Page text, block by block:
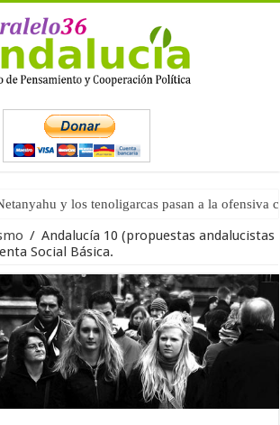
y los tenoligarcas pasan a la ofensiva
(tercera parte)
/ Andalucía 10 (propuestas andalucistas
Social Básica.